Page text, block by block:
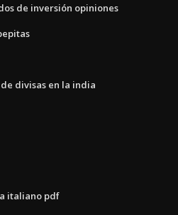
de inversión opiniones
divisas en la india
italiano pdf